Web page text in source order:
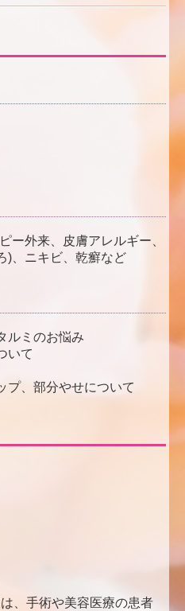
ー外来、皮膚アレルギー、
)、ニキビ、乾癬など
ルミのお悩み
いて
プ、部分やせについて
、手術や美容医療の患者